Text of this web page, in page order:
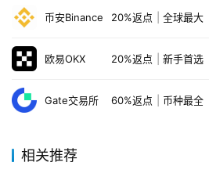
币安Binance 20%返点 全球最大
欧易OKX 20%返点 新手首选
Gate交易所 60%返点 币种最全
相关推荐